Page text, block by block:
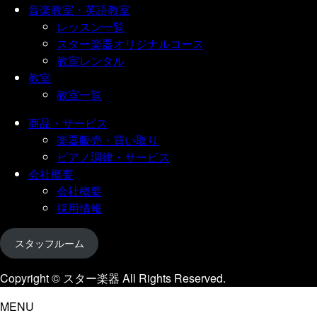
音楽教室・英語教室
レッスン一覧
スター楽器オリジナルコース
教室レンタル
教室
教室一覧
商品・サービス
楽器販売・買い取り
ピアノ調律・サービス
会社概要
会社概要
採用情報
スタッフルーム
Copyright © スター楽器 All Rights Reserved.
MENU